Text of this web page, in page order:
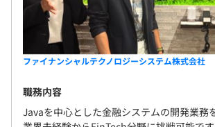
ファイナンシャルテクノロジーシステム株式会社
職務内容
Javaを中心とした金融システムの開発業務